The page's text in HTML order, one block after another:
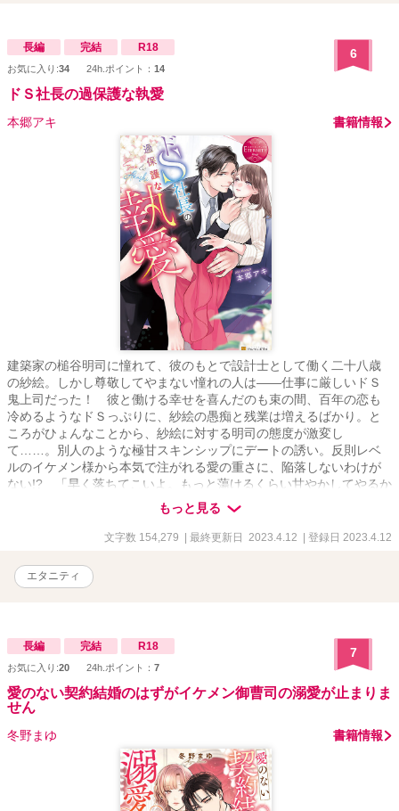
長編 完結 R18
お気に入り:34 24h.ポイント： 14
6
ドＳ社長の過保護な執愛
本郷アキ 書籍情報
建築家の槌谷明司に憧れて、彼のもとで設計士として働く二十八歳
の紗絵。しかし尊敬してやまない憧れの人は――仕事に厳しいドＳ
鬼上司だった！ 彼と働ける幸せを喜んだのも束の間、百年の恋も
冷めるようなドＳっぷりに、紗絵の愚痴と残業は増えるばかり。と
ころがひょんなことから、紗絵に対する明司の態度が激変し
て……。別人のような極甘スキンシップにデートの誘い。反則レベ
ルのイケメン様から本気で注がれる愛の重さに、陥落しないわけが
ない!? 「早く落ちてこいよ。もっと蕩けるくらい甘やかしてやるか
ら」プライベートは完全独占！ 限度を知らない極甘ド執着ラブ!!
もっと見る
文字数 154,279 | 最終更新日 2023.4.12 | 登録日 2023.4.12
エタニティ
長編 完結 R18
お気に入り:20 24h.ポイント： 7
7
愛のない契約結婚のはずがイケメン御曹司の溺愛が止まりま
せん
冬野まゆ 書籍情報